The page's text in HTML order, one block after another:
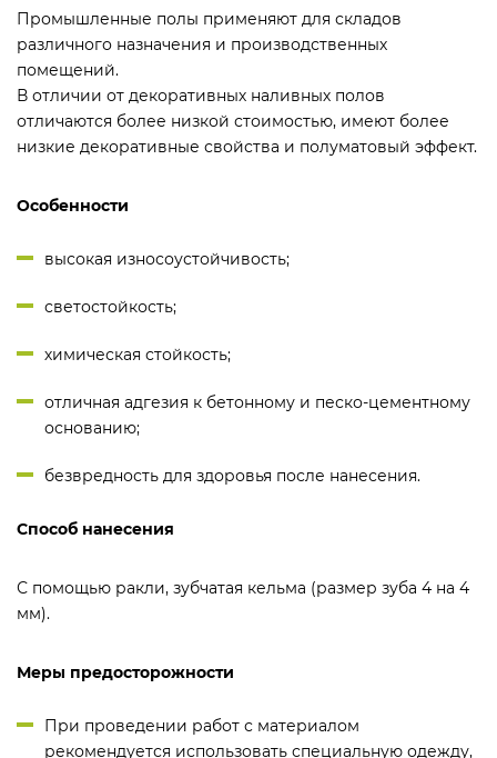
Промышленные полы применяют для складов
различного назначения и производственных
помещений.
В отличии от декоративных наливных полов
отличаются более низкой стоимостью, имеют более
низкие декоративные свойства и полуматовый эффект.
Особенности
высокая износоустойчивость;
светостойкость;
химическая стойкость;
отличная адгезия к бетонному и песко-цементному
основанию;
безвредность для здоровья после нанесения.
Способ нанесения
С помощью ракли, зубчатая кельма (размер зуба 4 на 4
мм).
Меры предосторожности
При проведении работ с материалом
рекомендуется использовать специальную одежду,